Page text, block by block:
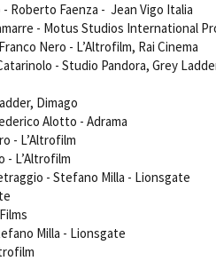
- Production
+
Lavora
Stage -
Elenco
Cookie policy Whistleblowing
Roberto Faenza - Jean Vigo Italia
- Motus Studios International
Nero - L’Altrofilm, Rai Cinema
- Studio Pandora, Grey
Dimago
Alotto - Adrama
- L’Altrofilm
- L’Altrofilm
- Stefano Milla - Lionsgate
Milla - Lionsgate